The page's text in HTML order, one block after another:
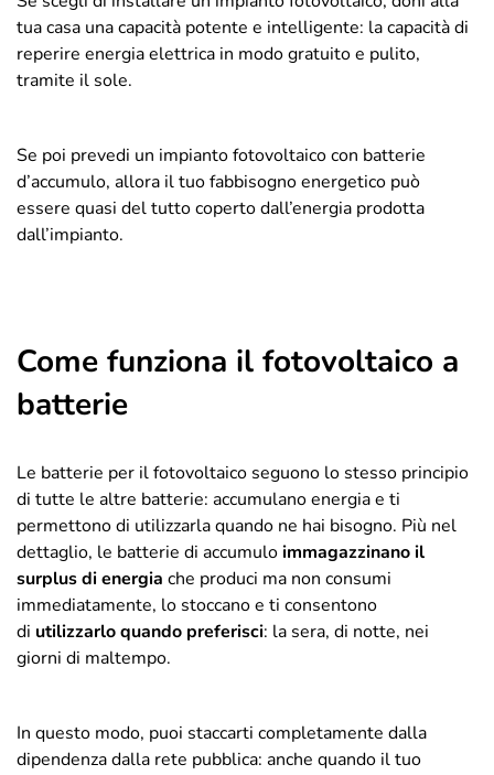
tua casa una capacità potente e intelligente: la capacità di
reperire energia elettrica in modo gratuito e pulito,
tramite il sole.
Se poi prevedi un impianto fotovoltaico con batterie
d’accumulo, allora il tuo fabbisogno energetico può
essere quasi del tutto coperto dall’energia prodotta
dall’impianto.
Come funziona il fotovoltaico a
batterie
Le batterie per il fotovoltaico seguono lo stesso principio
di tutte le altre batterie: accumulano energia e ti
permettono di utilizzarla quando ne hai bisogno. Più nel
dettaglio, le batterie di accumuloimmagazzinano il
surplus di energia che produci ma non consumi
immediatamente, lo stoccano e ti consentono
di utilizzarlo quando preferisci: la sera, di notte, nei
giorni di maltempo.
In questo modo, puoi staccarti completamente dalla
dipendenza dalla rete pubblica: anche quando il tuo